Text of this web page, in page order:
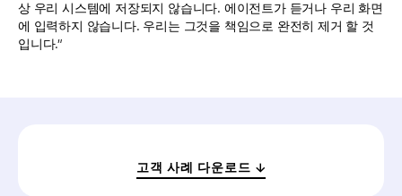
상 우리 시스템에 저장되지 않습니다. 에이전트가 듣거나 우리 화면
에 입력하지 않습니다. 우리는 그것을 책임으로 완전히 제거 할 것
입니다.”
고객 사례 다운로드